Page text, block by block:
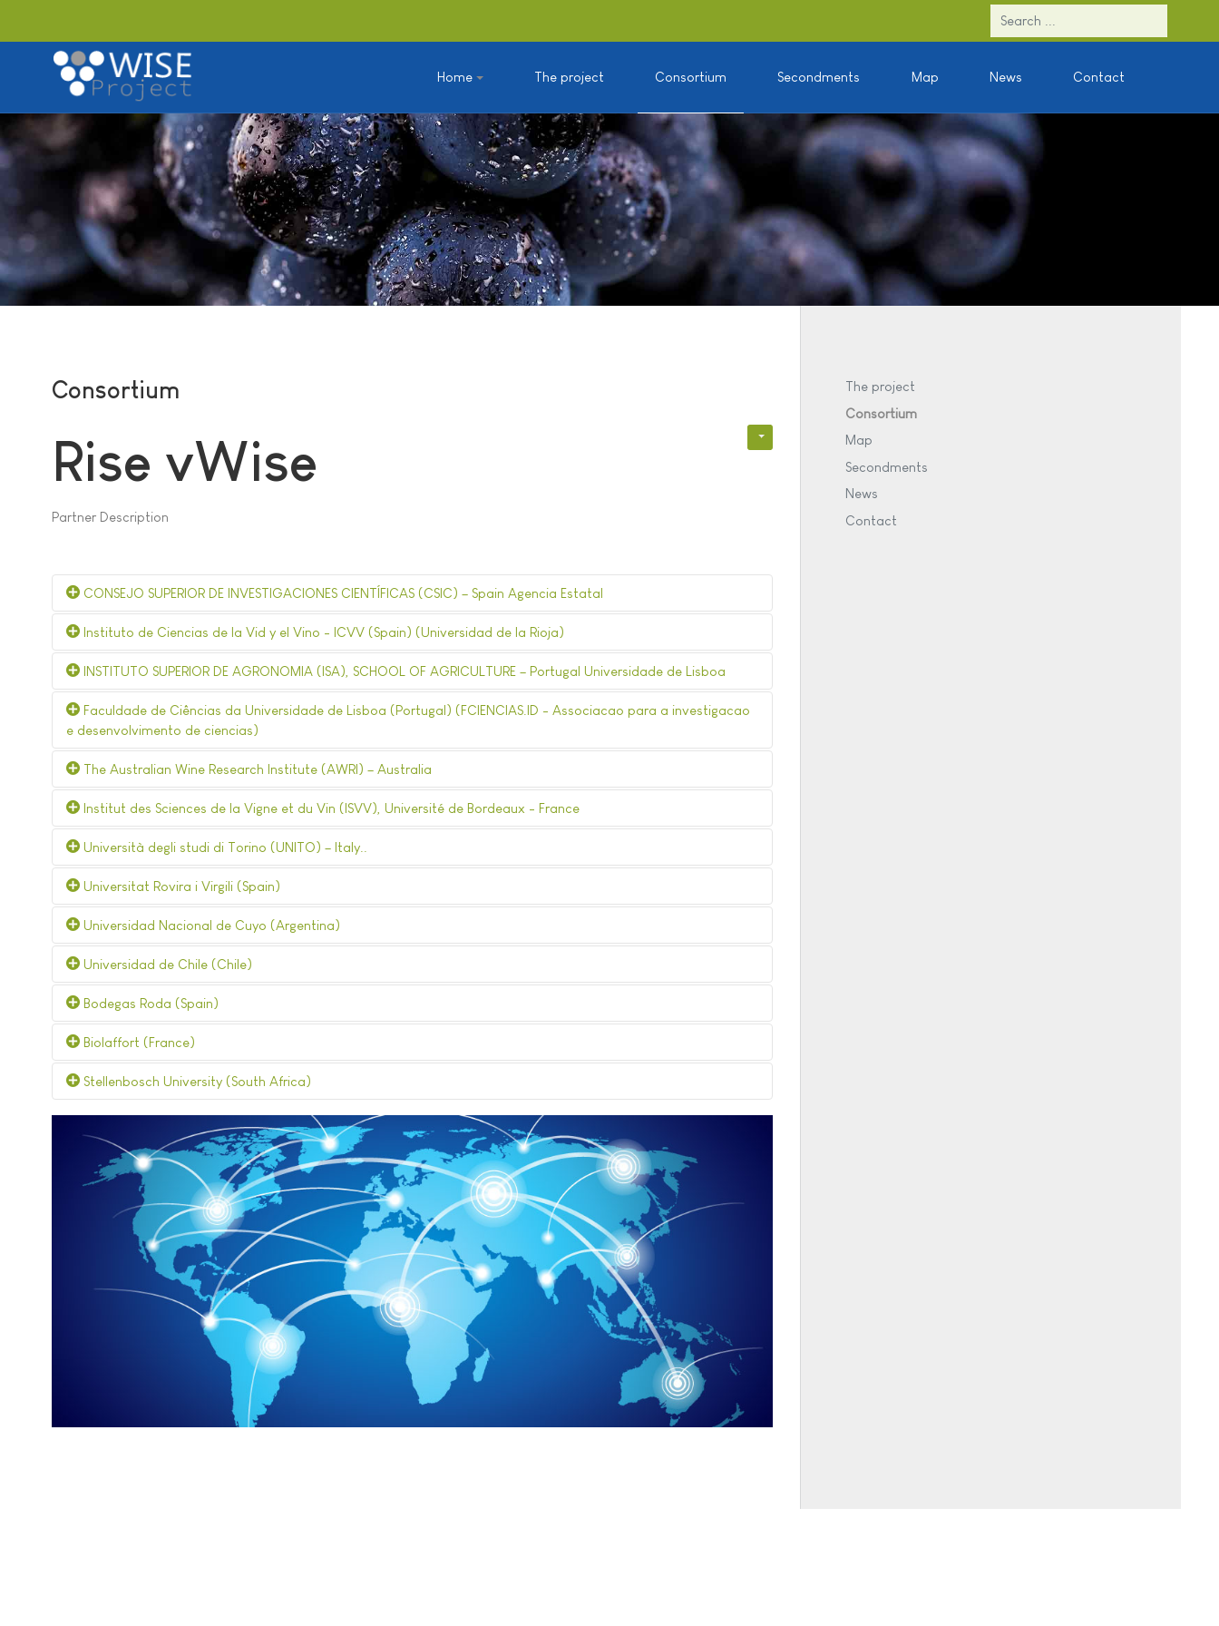
Home The project Consortium Secondments Map News Contact
Consortium
Consortium
Rise vWise
Partner Description
CONSEJO SUPERIOR DE INVESTIGACIONES CIENTÍFICAS (CSIC) – Spain Agencia Estatal
Instituto de Ciencias de la Vid y el Vino - ICVV (Spain) (Universidad de la Rioja)
INSTITUTO SUPERIOR DE AGRONOMIA (ISA), SCHOOL OF AGRICULTURE – Portugal Universidade de Lisboa
Faculdade de Ciências da Universidade de Lisboa (Portugal) (FCIENCIAS.ID - Associacao para a investigacao
e desenvolvimento de ciencias)
The Australian Wine Research Institute (AWRI) – Australia
Institut des Sciences de la Vigne et du Vin (ISVV), Université de Bordeaux - France
Università degli studi di Torino (UNITO) – Italy..
Universitat Rovira i Virgili (Spain)
Universidad Nacional de Cuyo (Argentina)
Universidad de Chile (Chile)
Bodegas Roda (Spain)
Biolaffort (France)
Stellenbosch University (South Africa)
The project
Consortium
Map
Secondments
News
Contact